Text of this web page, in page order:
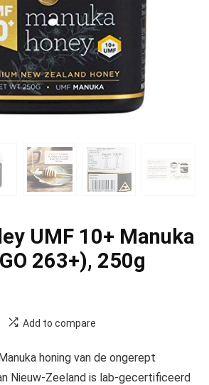
UMF 10+ Manuka
263+), 250g
Add to compare
honing van de ongerept
Nieuw-Zeeland is lab-gecertificeerd